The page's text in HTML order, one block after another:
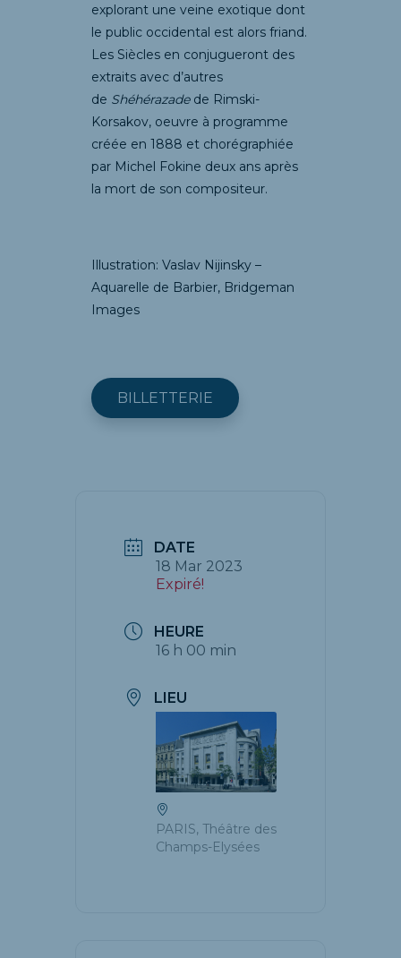
explorant une veine exotique dont
le public occidental est alors friand.
Les Siècles en conjugueront des
extraits avec d’autres
de Shéhérazadede Rimski-
Korsakov, oeuvre à programme
créée en 1888 et chorégraphiée
par Michel Fokine deux ans après
la mort de son compositeur.
Illustration: Vaslav Nijinsky –
Aquarelle de Barbier, Bridgeman
Images
BILLETTERIE
DATE
18 Mar 2023
Expiré!
HEURE
16 h 00 min
LIEU
PARIS, Théâtre des
Champs-Elysées